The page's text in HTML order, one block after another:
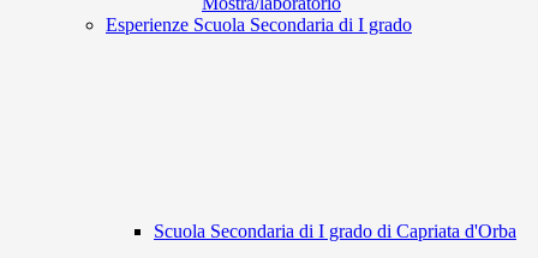
Esperienze Scuola Secondaria di I grado
Scuola Secondaria di I grado di Capriata d'Orba